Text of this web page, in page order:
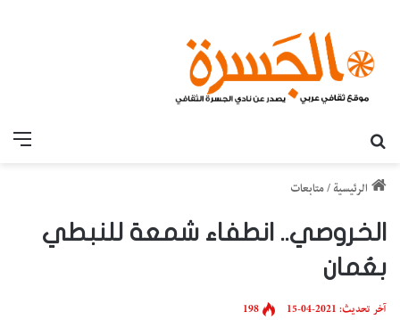
الرئيسية /متابعات
الخروصي.. انطفاء شمعة للنبطي
بعُمان
آخر تحديث: 2021-04-15 198